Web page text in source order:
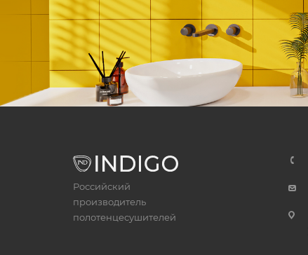
Российский
производитель
полотенцесушителей